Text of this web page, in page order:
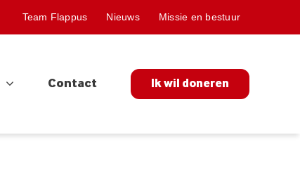
Team Flappus Nieuws Missie en bestuur
Contact Ik wil doneren